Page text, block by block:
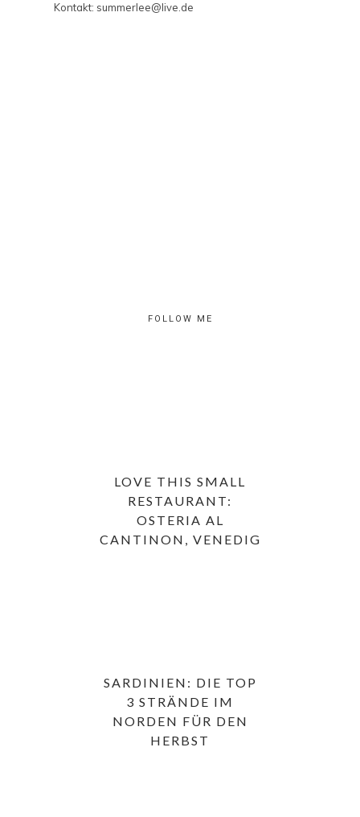
Kontakt: summerlee@live.de
FOLLOW ME
LOVE THIS SMALL
RESTAURANT:
OSTERIA AL
CANTINON, VENEDIG
SARDINIEN: DIE TOP
3 STRÄNDE IM
NORDEN FÜR DEN
HERBST